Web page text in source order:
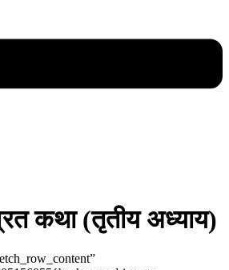
कथा (तृतीय अध्याय)